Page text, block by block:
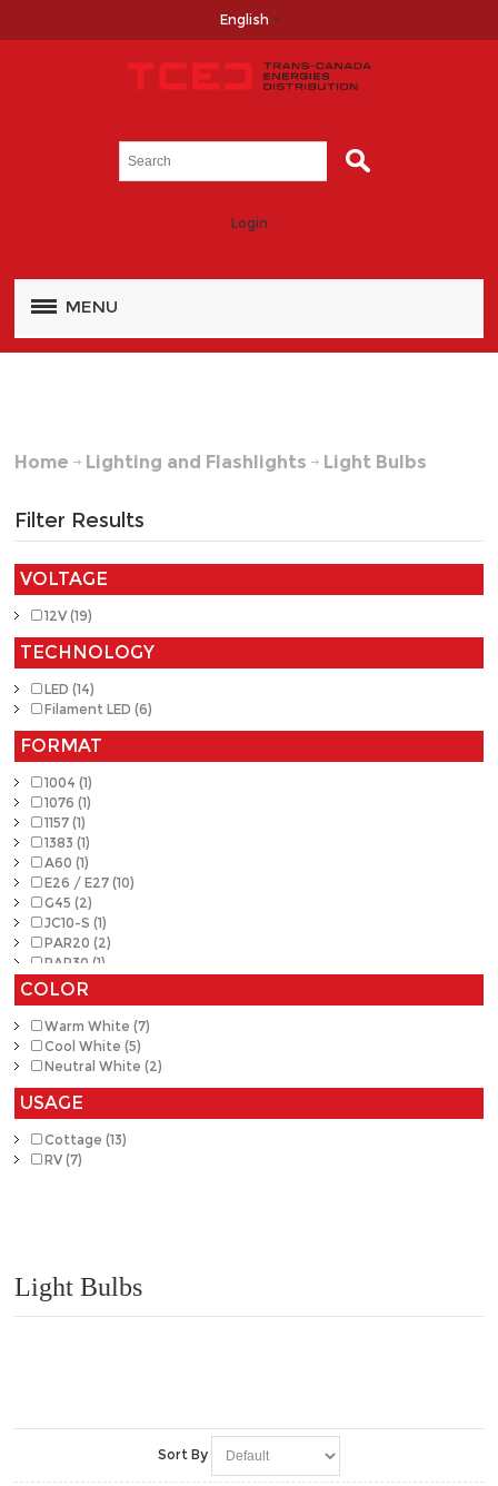
English
Login
MENU
Home Lighting and Flashlights Light Bulbs
Filter Results
VOLTAGE
12V (19)
TECHNOLOGY
LED (14)
Filament LED (6)
FORMAT
1004 (1)
1076 (1)
1157 (1)
1383 (1)
A60 (1)
E26 / E27 (10)
G45 (2)
JC10-S (1)
PAR20 (2)
PAR30 (1)
PAR38 (2)
COLOR
Warm White (7)
Cool White (5)
Neutral White (2)
USAGE
Cottage (13)
RV (7)
Light Bulbs
Sort By